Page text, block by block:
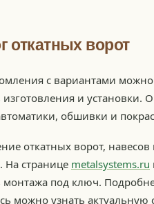
откатных ворот
с вариантами
изготовления и установки.
обшивки и
откатных ворот,
На странице metalsystems.ru
монтажа под ключ.
можно узнать актуальную